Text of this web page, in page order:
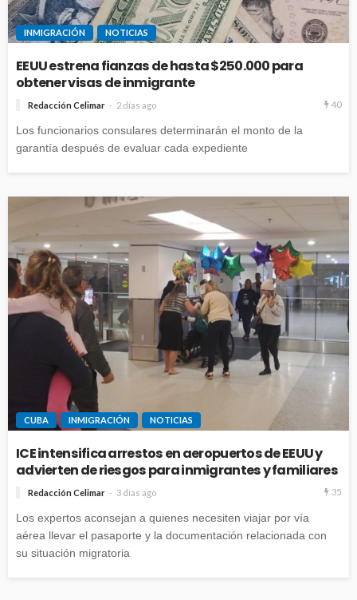
INMIGRACIÓN NOTICIAS
EEUU estrena fianzas de hasta $250.000 para
obtener visas de inmigrante
Redacción Celimar 2 días ago 40
Los funcionarios consulares determinarán el monto de la
garantía después de evaluar cada expediente
CUBA INMIGRACIÓN NOTICIAS
ICE intensifica arrestos en aeropuertos de EEUU y
advierten de riesgos para inmigrantes y familiares
Redacción Celimar 3 días ago 35
Los expertos aconsejan a quienes necesiten viajar por vía
aérea llevar el pasaporte y la documentación relacionada con
su situación migratoria